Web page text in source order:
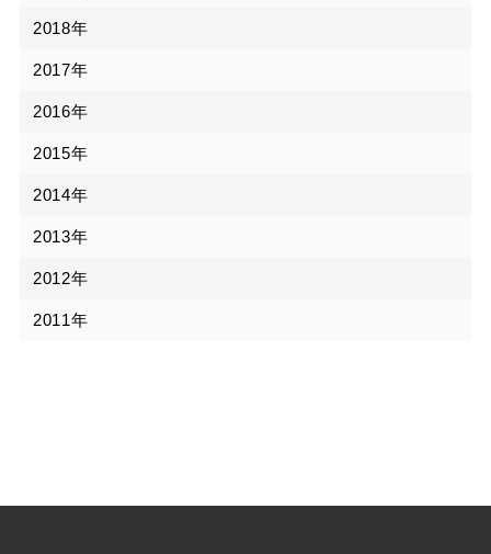
2018年
2017年
2016年
2015年
2014年
2013年
2012年
2011年